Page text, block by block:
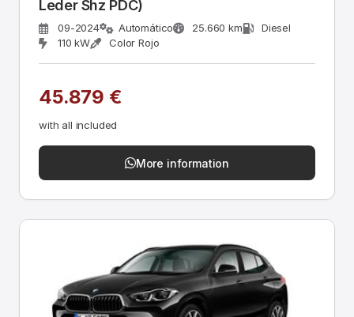
Leder Shz PDC)
09-2024 Automático 25.660 km
Diesel
110 kW
Color Rojo
45.879 €
with all included
More information